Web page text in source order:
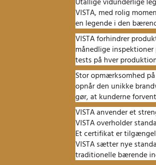
VISTA, med rolig
en legende i den
VISTA forhindrer
månedlige
tests på hver
Stor opmærksomhed
opnår den unikke
gør, at kunderne
VISTA anvender et
VISTA overholder
Et certifikat er
VISTA sætter nye
traditionelle bærende